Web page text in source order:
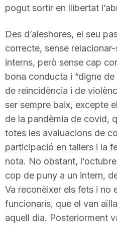
pogut sortir en llibertat
Des d’aleshores, el seu
correcte, sense
interns, però sense cap
bona conducta i “digne
de reincidència i de
ser sempre baix, excepte
de la pandèmia de covid,
totes les avaluacions de
participació en tallers i la
nota. No obstant,
cop de puny a un intern,
Va reconèixer els fets i no
funcionaris, que el van
aquell dia. Posteriorment